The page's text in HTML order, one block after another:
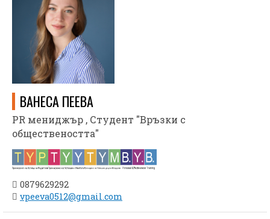
ВАНЕСА ПЕЕВА
PR мениджър , Студент "Връзки с
обществеността"
0879629292
vpeeva0512@gmail.com